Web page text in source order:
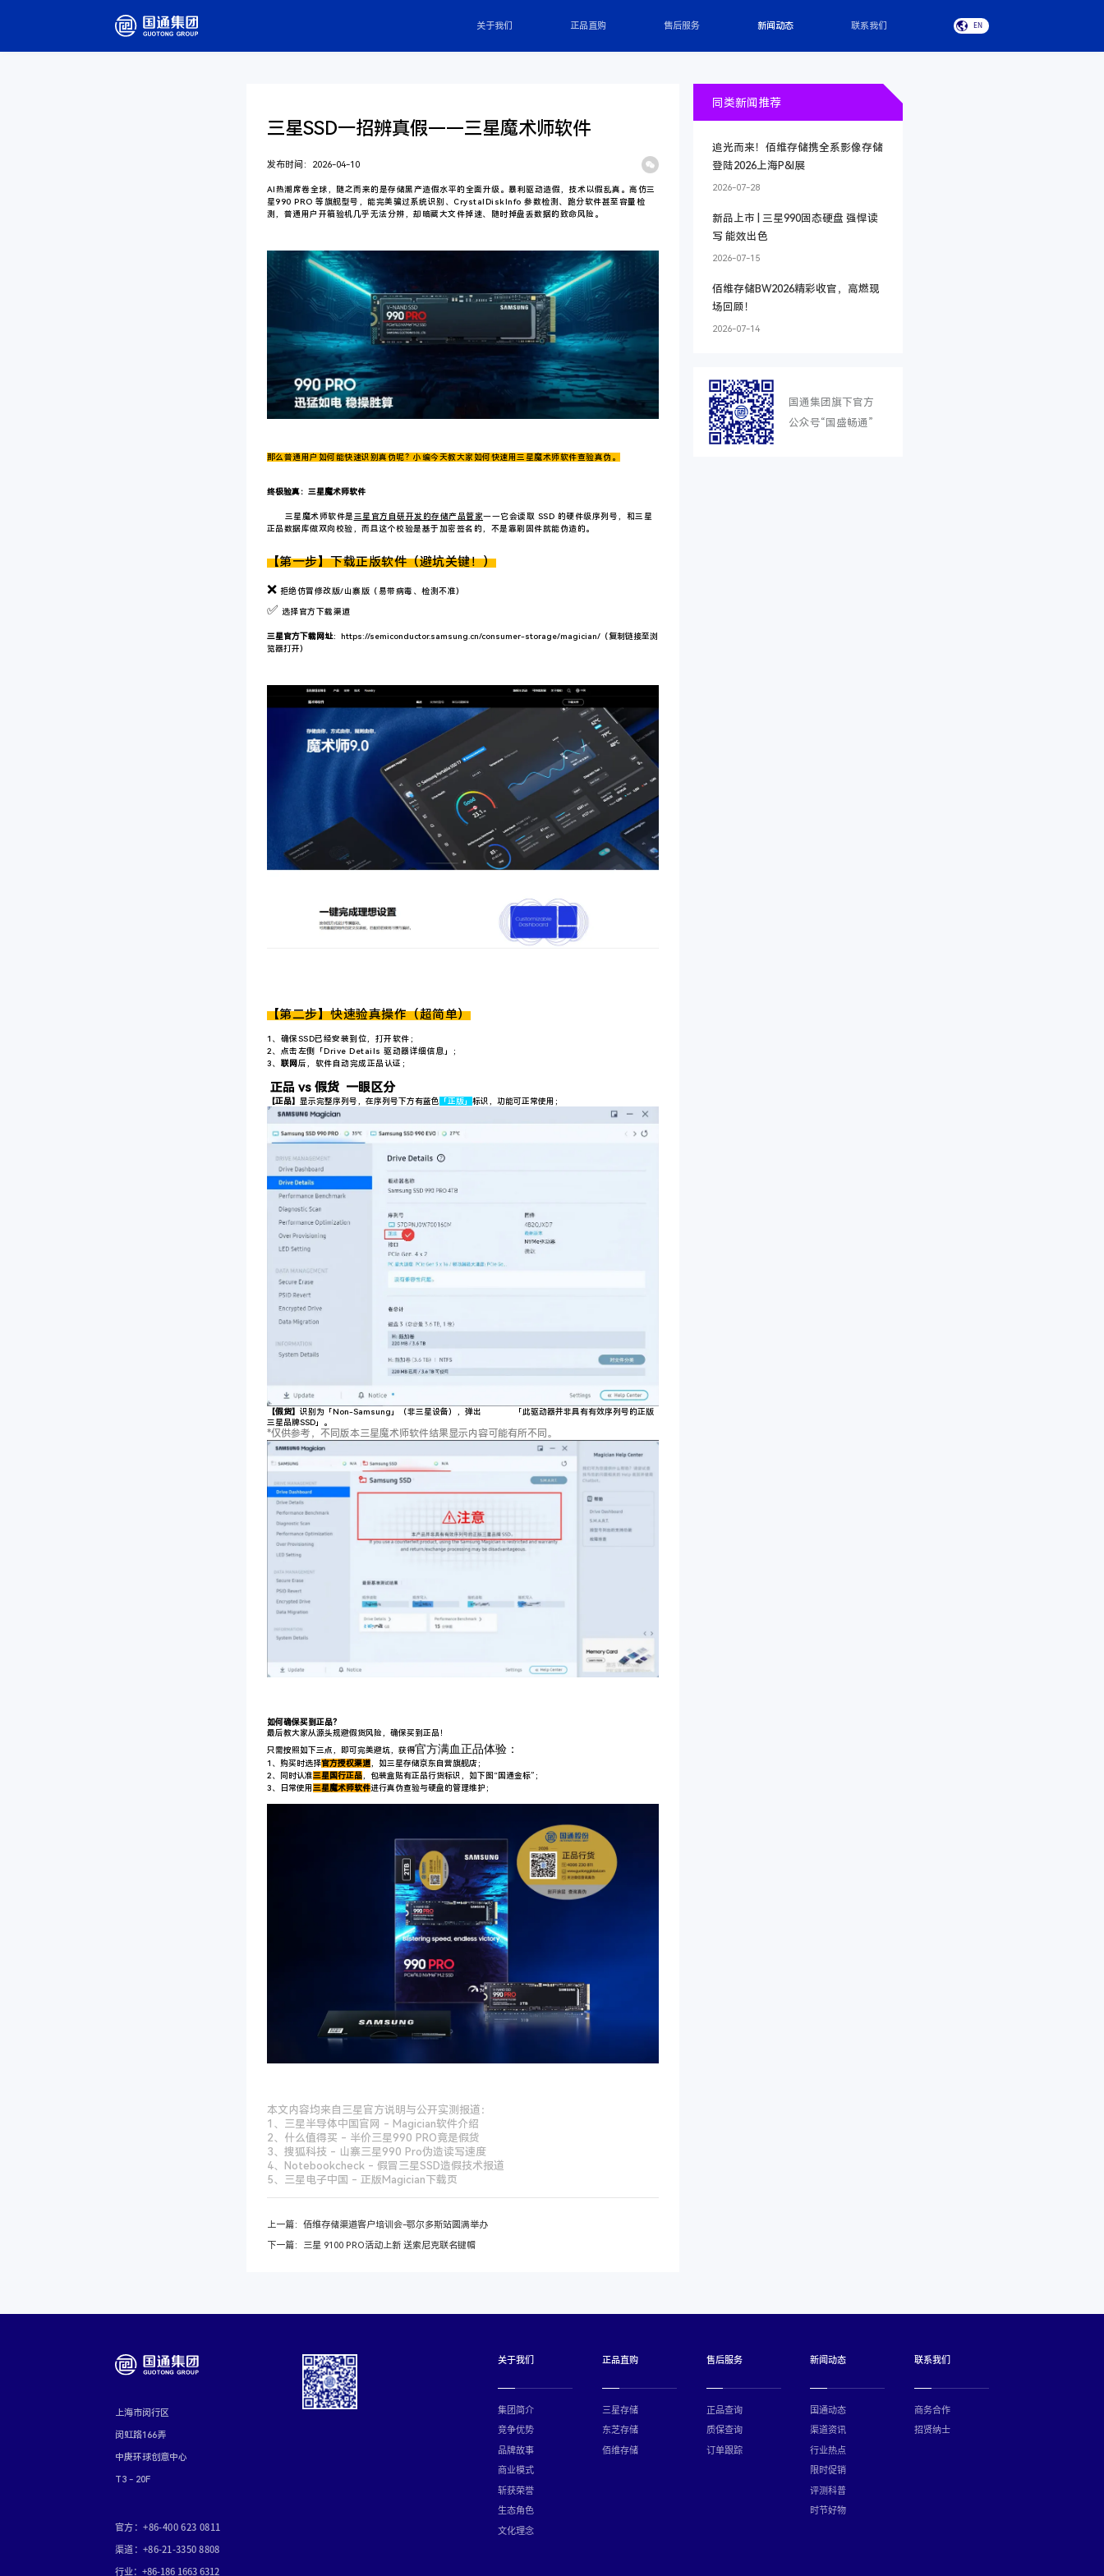
关于我们 正品直购 售后服务 新闻动态 联系我们 EN
三星SSD一招辨真假——三星魔术师软件
发布时间：2026-04-10
AI热潮席卷全球，随之而来的是存储黑产造假水平的全面升级。暴利驱动造假，技术以假乱真。高仿三
星990 PRO 等旗舰型号，能完美骗过系统识别、CrystalDiskInfo 参数检测、跑分软件甚至容量检
测，普通用户开箱验机几乎无法分辨，却暗藏大文件掉速、随时掉盘丢数据的致命风险。
那么普通用户如何能快速识别真伪呢？小编今天教大家如何快速用三星魔术师软件查验真伪。
终极验真：三星魔术师软件
三星魔术师软件是三星官方自研开发的存储产品管家——它会读取 SSD 的硬件级序列号，和三星
正品数据库做双向校验，而且这个校验是基于加密签名的，不是靠刷固件就能伪造的。
【第一步】下载正版软件（避坑关键！）
❌ 拒绝仿冒修改版/山寨版（易带病毒、检测不准）
✅ 选择官方下载渠道
三星官方下载网址： https://semiconductor.samsung.cn/consumer-storage/magician/（复制链接至浏
览器打开）
【第二步】快速验真操作（超简单）
1、确保SSD已经安装到位，打开软件；
2、点击左侧「Drive Details 驱动器详细信息」；
3、 联网 后，软件自动完成正品认证；
正品 vs 假货 一眼区分
【正品】 显示完整序列号，在序列号下方有蓝色 「正版」 标识，功能可正常使用；
【假货】 识别为「Non-Samsung」（非三星设备），弹出
「此驱动器并非具有有效序列号的正版
三星品牌SSD」。
*仅供参考，不同版本三星魔术师软件结果显示内容可能有所不同。
如何确保买到正品？
最后教大家从源头规避假货风险，确保买到正品！
只需按照如下三点，即可完美避坑，获得官方满血正品体验：
1、购买时选择官方授权渠道，如三星存储京东自营旗舰店；
2、同时认准三星国行正品，包装盒贴有正品行货标识，如下图“国通金标” ；
3、日常使用三星魔术师软件进行真伪查验与硬盘的管理维护；
本文内容均来自三星官方说明与公开实测报道：
1、三星半导体中国官网 - Magician软件介绍
2、什么值得买 - 半价三星990 PRO竟是假货
3、搜狐科技 - 山寨三星990 Pro伪造读写速度
4、Notebookcheck - 假冒三星SSD造假技术报道
5、三星电子中国 - 正版Magician下载页
上一篇：佰维存储渠道客户培训会-鄂尔多斯站圆满举办
下一篇：三星 9100 PRO活动上新 送索尼克联名键帽
同类新闻推荐
追光而来！佰维存储携全系影像存储
登陆2026上海P&I展
2026-07-28
新品上市 | 三星990固态硬盘 强悍读
写 能效出色
2026-07-15
佰维存储BW2026精彩收官，高燃现
场回顾！
2026-07-14
国通集团旗下官方
公众号“国盛畅通”
上海市闵行区
闵虹路166弄
中庚环球创意中心
T3 - 20F
官方：+86-400 623 0811
渠道：+86-21-3350 8808
行业：+86-186 1663 6312
关于我们
集团简介
竞争优势
品牌故事
商业模式
斩获荣誉
生态角色
文化理念
正品直购
三星存储
东芝存储
佰维存储
售后服务
正品查询
质保查询
订单跟踪
新闻动态
国通动态
渠道资讯
行业热点
限时促销
评测科普
时节好物
联系我们
商务合作
招贤纳士